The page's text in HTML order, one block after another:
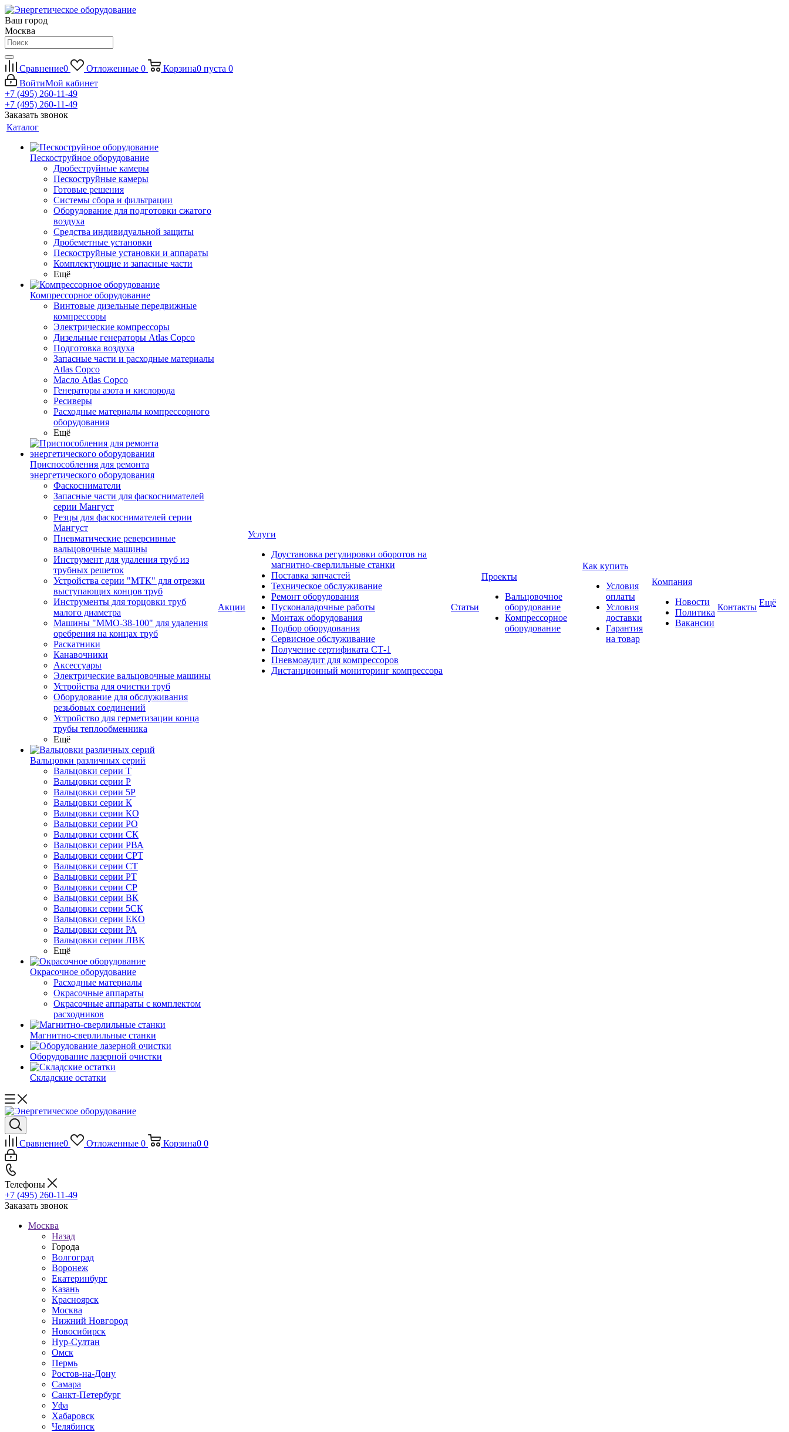
Ваш город
Москва
Сравнение0 Отложенные 0 Корзина0 пуста 0
ВойтиМой кабинет
+7 (495) 260-11-49
+7 (495) 260-11-49
Заказать звонок
Каталог
Пескоструйное оборудование
Дробеструйные камеры
Пескоструйные камеры
Готовые решения
Системы сбора и фильтрации
Оборудование для подготовки сжатого
воздуха
Средства индивидуальной защиты
Дробеметные установки
Пескоструйные установки и аппараты
Комплектующие и запасные части
Ещё
Компрессорное оборудование
Винтовые дизельные передвижные
компрессоры
Электрические компрессоры
Дизельные генераторы Atlas Copco
Подготовка воздуха
Запасные части и расходные материалы
Atlas Copco
Масло Atlas Copco
Генераторы азота и кислорода
Ресиверы
Расходные материалы компрессорного
оборудования
Ещё
Приспособления для ремонта
энергетического оборудования
Фаскосниматели
Запасные части для фаскоснимателей
серии Мангуст
Резцы для фаскоснимателей серии
Мангуст
Пневматические реверсивные
вальцовочные машины
Инструмент для удаления труб из
трубных решеток
Устройства серии "МТК" для отрезки
выступающих концов труб
Инструменты для торцовки труб
малого диаметра
Машины "ММО-38-100" для удаления
оребрения на концах труб
Раскатники
Канавочники
Аксессуары
Электрические вальцовочные машины
Устройства для очистки труб
Оборудование для обслуживания
резьбовых соединений
Устройство для герметизации конца
трубы теплообменника
Ещё
Вальцовки различных серий
Вальцовки серии Т
Вальцовки серии Р
Вальцовки серии 5Р
Вальцовки серии К
Вальцовки серии КО
Вальцовки серии РО
Вальцовки серии СК
Вальцовки серии РВА
Вальцовки серии СРТ
Вальцовки серии СТ
Вальцовки серии РТ
Вальцовки серии СР
Вальцовки серии ВК
Вальцовки серии 5СК
Вальцовки серии ЕКО
Вальцовки серии РА
Вальцовки серии ЛВК
Ещё
Окрасочное оборудование
Расходные материалы
Окрасочные аппараты
Окрасочные аппараты с комплектом
расходников
Магнитно-сверлильные станки
Оборудование лазерной очистки
Складские остатки
Акции
Услуги
Доустановка регулировки оборотов на
магнитно-сверлильные станки
Поставка запчастей
Техническое обслуживание
Ремонт оборудования
Пусконаладочные работы
Монтаж оборудования
Подбор оборудования
Сервисное обслуживание
Получение сертификата СТ-1
Пневмоаудит для компрессоров
Дистанционный мониторинг компрессора
Статьи
Проекты
Вальцовочное
оборудование
Компрессорное
оборудование
Как купить
Условия
оплаты
Условия
доставки
Гарантия
на товар
Компания
Новости
Политика
Вакансии
Контакты Ещё
Сравнение0 Отложенные 0 Корзина0 0
Телефоны
+7 (495) 260-11-49
Заказать звонок
Москва
Назад
Города
Волгоград
Воронеж
Екатеринбург
Казань
Красноярск
Москва
Нижний Новгород
Новосибирск
Нур-Султан
Омск
Пермь
Ростов-на-Дону
Самара
Санкт-Петербург
Уфа
Хабаровск
Челябинск